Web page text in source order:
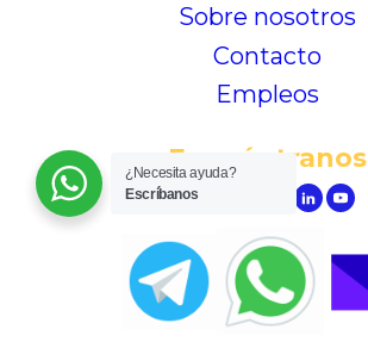
Sobre nosotros
Contacto
Empleos
Encuéntranos
¿Necesita ayuda?
Escríbanos